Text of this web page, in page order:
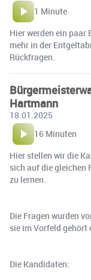
1 Minute
Hier werden ein paar
mehr in der
Rückfragen.
Hartmann
18.01.2025
16 Minuten
Hier stellen wir die
sich auf die gleichen
zu lernen.
Die Fragen wurden
sie im Vorfeld gehört
Die Kandidaten: